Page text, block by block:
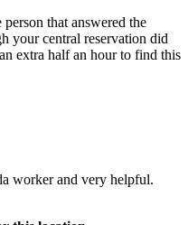
that answered the
your central reservation did
extra half an hour to find this
worker and very helpful.